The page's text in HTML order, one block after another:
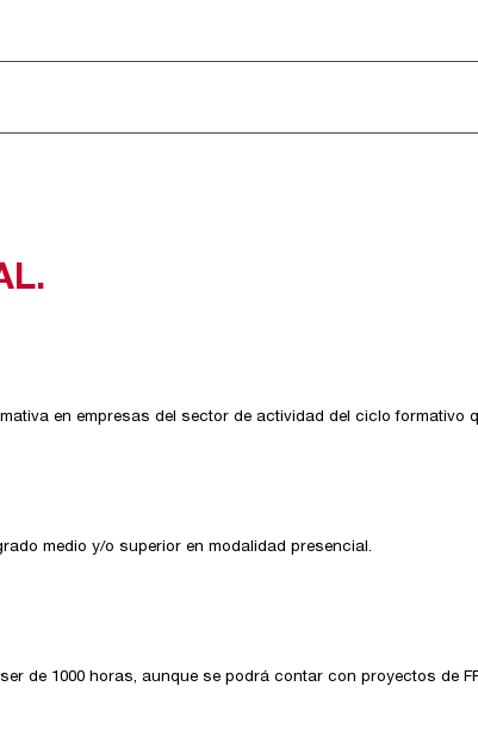
en empresas del sector de actividad del ciclo formativo
medio y/o superior en modalidad presencial.
de 1000 horas, aunque se podrá contar con proyectos de